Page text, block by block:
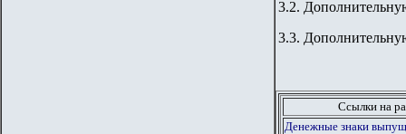
3.2.
3.3.
Ссылки на
Денежные знаки